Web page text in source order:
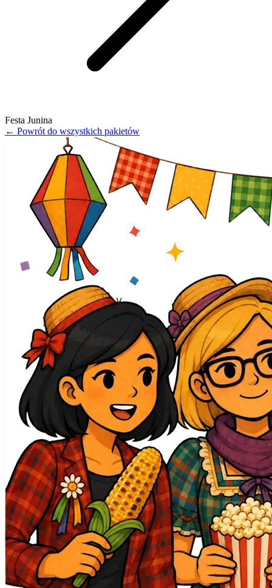
Festa Junina
← Powrót do wszystkich pakietów